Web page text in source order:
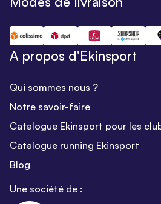
A propos d'Ekinsport
Qui sommes nous ?
Notre savoir-faire
Catalogue Ekinsport pour les
Catalogue running Ekinsport
Blog
Une société de :